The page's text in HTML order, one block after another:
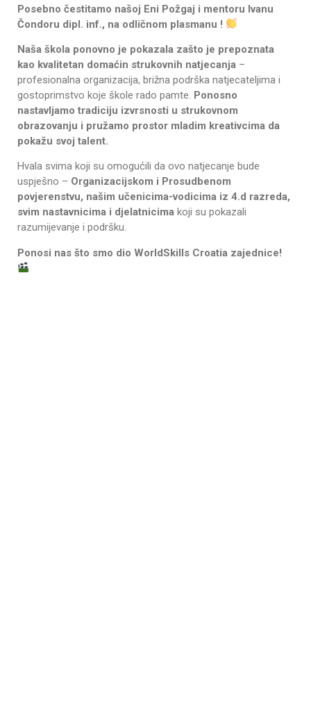
Posebno čestitamo našoj Eni Požgaj i mentoru Ivanu
Čondoru dipl. inf., na odličnom plasmanu !
Naša škola ponovno je pokazala zašto je prepoznata
kao kvalitetan domaćin strukovnih natjecanja –
profesionalna organizacija, brižna podrška natjecateljima i
gostoprimstvo koje škole rado pamte. Ponosno
nastavljamo tradiciju izvrsnosti u strukovnom
obrazovanju i pružamo prostor mladim kreativcima da
pokažu svoj talent.
Hvala svima koji su omogućili da ovo natjecanje bude
uspješno – Organizacijskom i Prosudbenom
povjerenstvu, našim učenicima-vodicima iz 4.d razreda,
svim nastavnicima i djelatnicima koji su pokazali
razumijevanje i podršku.
Ponosi nas što smo dio WorldSkills Croatia zajednice!